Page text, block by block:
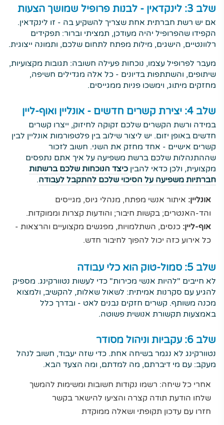
שלב 3: לינקדאין - לבנות פרופיל שמושך הצעות
אם יש רשת חברתית אחת שצריך להשקיע בה - זו לינקדאין.
הקפידו שהפרופיל יהיה מעודכן, תמציתי וברור: תפקידים
רלוונטיים, הישגים, מילות מפתח לתחום שלכם, ותמונה ייצוגית.
מעבר לפרופיל עצמו, נוכחות פעילה חשובה: תגובות מקצועיות,
שיתופים, והשתתפות בדיונים - כל אלה מגדילים חשיפה,
מחזקים מיתוג, וימשכו פניות ממגייסים.
שלב 4: יצירת קשרים חדשים - אונליין ואוף-ליין
במידה ורשת הקשרים שלכם זקוקה לחיזוק, ייצרו קשרים
חדשים באופן יזום. יש ליצור שילוב בין פלטפורמות אונליין לבין
קשרים אישיים - אחד מחזק את השני. חשוב לזכור
שההתנהלות שלכם ברשת משפיעה על איך אתם נתפסים
מקצועית, ולכן כדאי להבין כיצד הנוכחות שלכם ברשתות
חברתיות משפיעה על הסיכוי שלכם להתקבל לעבודה.
אונליין: איתור אנשי מפתח, מנהלי גיוס, מגייסים
והד-האנטרים; בקשות חיבור; והודעות קצרות וממוקדות.
אוף-ליין: כנסים, השתלמויות, מפגשים מקצועיים והרצאות -
כל אירוע כזה יכול להפוך לחיבור חדש.
שלב 5: סמול-טוק הוא כלי עבודה
לא חייבים "להיות אנשי מכירות" כדי לעשות נטוורקינג. מספיק
להגיע עם סקרנות אמיתית: לשאול שאלות, להקשיב, ולמצוא
מכנה משותף. קשרים חזקים נבנים לאט - ובדרך כלל
באמצעות תקשורת אנושית פשוטה.
שלב 6: עקביות וניהול מסודר
נטוורקינג לא נגמר בשיחה אחת. כדי שזה יעבוד, חשוב לנהל
מעקב: עם מי דיברתם, מה למדתם, ומה הצעד הבא.
אחרי כל שיחה: רשמו נקודות חשובות ומשימות להמשך
שלחו הודעת תודה קצרה והציעו להישאר בקשר
חזרו עם עדכון תקופתי ושאלה ממוקדת